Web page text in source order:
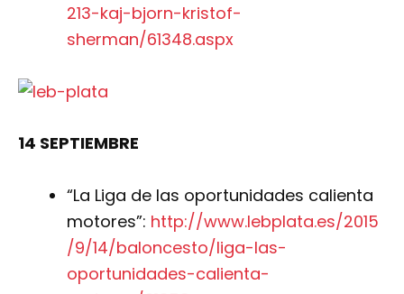
213-kaj-bjorn-kristof-
sherman/61348.aspx
14 SEPTIEMBRE
“La Liga de las oportunidades calienta
motores”: http://www.lebplata.es/2015
/9/14/baloncesto/liga-las-
oportunidades-calienta-